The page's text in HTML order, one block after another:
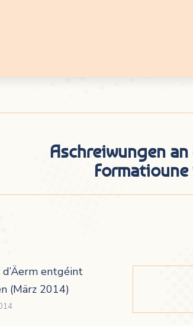
NächsterAschreiwungen
d’Äerm entgéint
(März 2014)